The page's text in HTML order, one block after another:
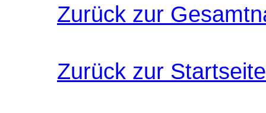
Zurück zur
Zurück zur Startseite